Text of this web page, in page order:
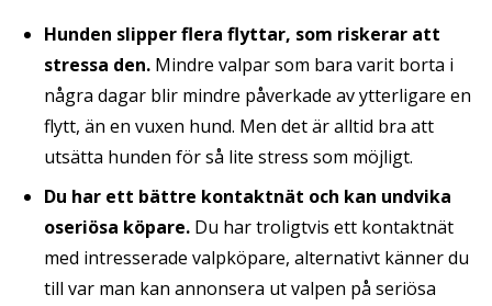
Hunden slipper flera flyttar, som riskerar att
stressa den. Mindre valpar som bara varit borta i
några dagar blir mindre påverkade av ytterligare en
flytt, än en vuxen hund. Men det är alltid bra att
utsätta hunden för så lite stress som möjligt.
Du har ett bättre kontaktnät och kan undvika
oseriösa köpare. Du har troligtvis ett kontaktnät
med intresserade valpköpare, alternativt känner du
till var man kan annonsera ut valpen på seriösa